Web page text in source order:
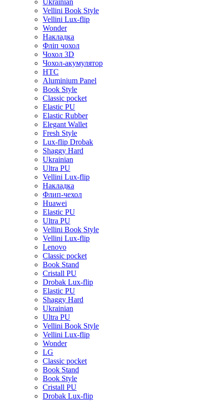
Ukrainian
Vellini Book Style
Vellini Lux-flip
Wonder
Накладка
Фліп чохол
Чохол 3D
Чохол-акумулятор
HTC
Aluminium Panel
Book Style
Classic pocket
Elastic PU
Elastic Rubber
Elegant Wallet
Fresh Style
Lux-flip Drobak
Shaggy Hard
Ukrainian
Ultra PU
Vellini Lux-flip
Накладка
Флип-чехол
Huawei
Elastic PU
Ultra PU
Vellini Book Style
Vellini Lux-flip
Lenovo
Classic pocket
Book Stand
Cristall PU
Drobak Lux-flip
Elastic PU
Shaggy Hard
Ukrainian
Ultra PU
Vellini Book Style
Vellini Lux-flip
Wonder
LG
Classic pocket
Book Stand
Book Style
Cristall PU
Drobak Lux-flip